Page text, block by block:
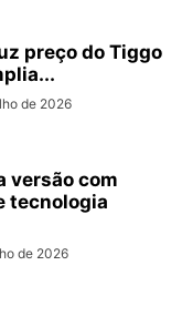
preço do Tiggo
de 2026
versão com
tecnologia
de 2026